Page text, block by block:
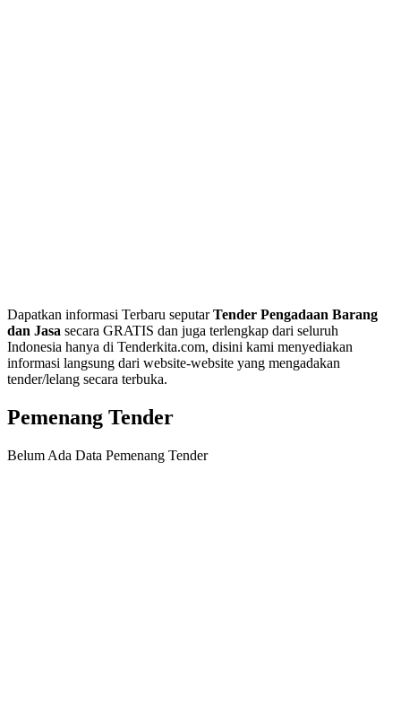
Dapatkan informasi Terbaru seputarTender Pengadaan Barang
dan Jasa secara GRATIS dan juga terlengkap dari seluruh
Indonesia hanya di Tenderkita.com, disini kami menyediakan
informasi langsung dari website-website yang mengadakan
tender/lelang secara terbuka.
Pemenang Tender
Belum Ada Data Pemenang Tender